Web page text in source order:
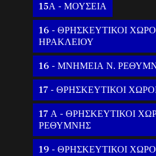
15Α - ΜΟΥΣΕΙΑ
16 - ΘΡΗΣΚΕΥΤΙΚΟΙ
ΗΡΑΚΛΕΙΟΥ
16 - ΜΝΗΜΕΙΑ Ν.
17 - ΘΡΗΣΚΕΥΤΙΚΟΙ
17 Α - ΘΡΗΣΚΕΥΤΙΚΟΙ
ΡΕΘΥΜΝΗΣ
19 - ΘΡΗΣΚΕΥΤΙΚΟΙ